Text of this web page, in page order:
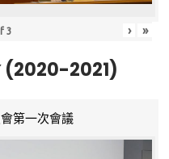
3 › »
(2020-2021)
第一次會議